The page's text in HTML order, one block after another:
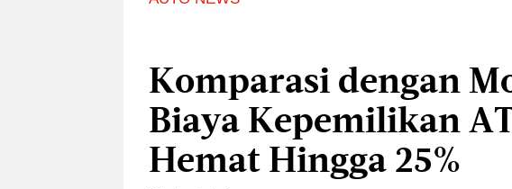
Komparasi dengan
Biaya Kepemilikan
Hemat Hingga 25%